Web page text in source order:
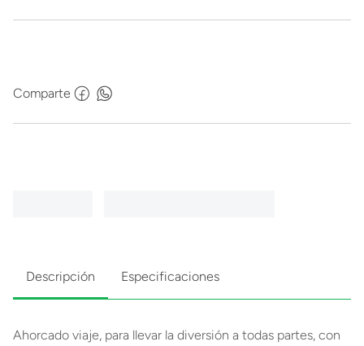
Comparte
Descripción Especificaciones
Ahorcado viaje, para llevar la diversión a todas partes, con